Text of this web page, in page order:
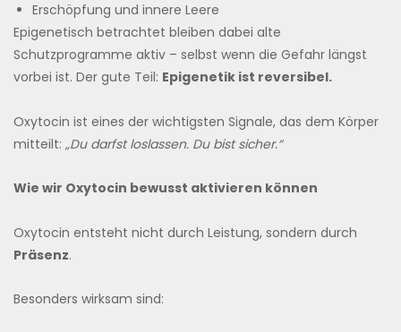
Erschöpfung und innere Leere
Epigenetisch betrachtet bleiben dabei alte
Schutzprogramme aktiv – selbst wenn die Gefahr längst
vorbei ist. Der gute Teil: Epigenetik ist reversibel.
Oxytocin ist eines der wichtigsten Signale, das dem Körper
mitteilt: „Du darfst loslassen. Du bist sicher.“
Wie wir Oxytocin bewusst aktivieren können
Oxytocin entsteht nicht durch Leistung, sondern durch
Präsenz.
Besonders wirksam sind: